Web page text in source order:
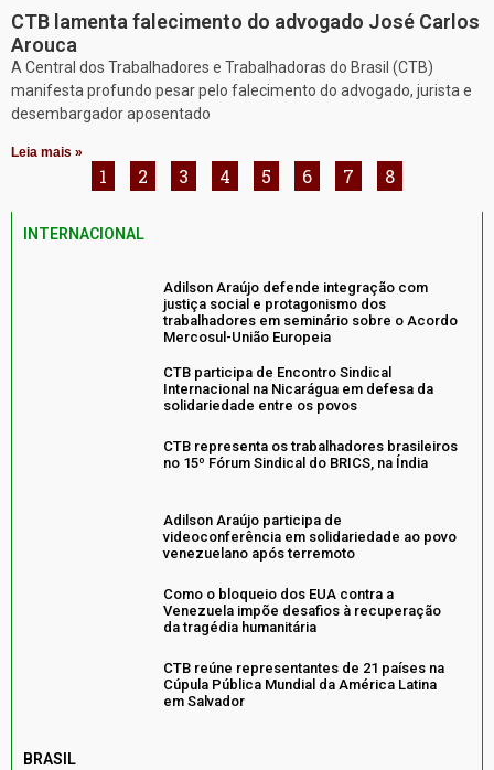
CTB lamenta falecimento do advogado José Carlos
Arouca
A Central dos Trabalhadores e Trabalhadoras do Brasil (CTB)
manifesta profundo pesar pelo falecimento do advogado, jurista e
desembargador aposentado
Leia mais »
1 2 3 4 5 6 7 8
INTERNACIONAL
Adilson Araújo defende integração com
justiça social e protagonismo dos
trabalhadores em seminário sobre o Acordo
Mercosul-União Europeia
CTB participa de Encontro Sindical
Internacional na Nicarágua em defesa da
solidariedade entre os povos
CTB representa os trabalhadores brasileiros
no 15º Fórum Sindical do BRICS, na Índia
Adilson Araújo participa de
videoconferência em solidariedade ao povo
venezuelano após terremoto
Como o bloqueio dos EUA contra a
Venezuela impõe desafios à recuperação
da tragédia humanitária
CTB reúne representantes de 21 países na
Cúpula Pública Mundial da América Latina
em Salvador
BRASIL